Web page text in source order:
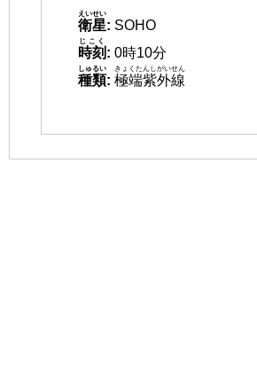
衛星
えいせい
: SOHO
時刻
じこく
: 0時10分
種類
しゅるい
: 極端紫外線
きょくたんしがいせん